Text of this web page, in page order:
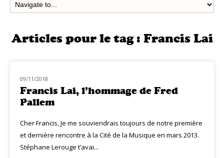
Articles pour le tag : Francis Lai
HOMMAGE
09/11/2018
Francis Lai, l’hommage de Fred
Pallem
Cher Francis, Je me souviendrais toujours de notre première
et dernière rencontre à la Cité de la Musique en mars 2013.
Stéphane Lerouge t’avai...